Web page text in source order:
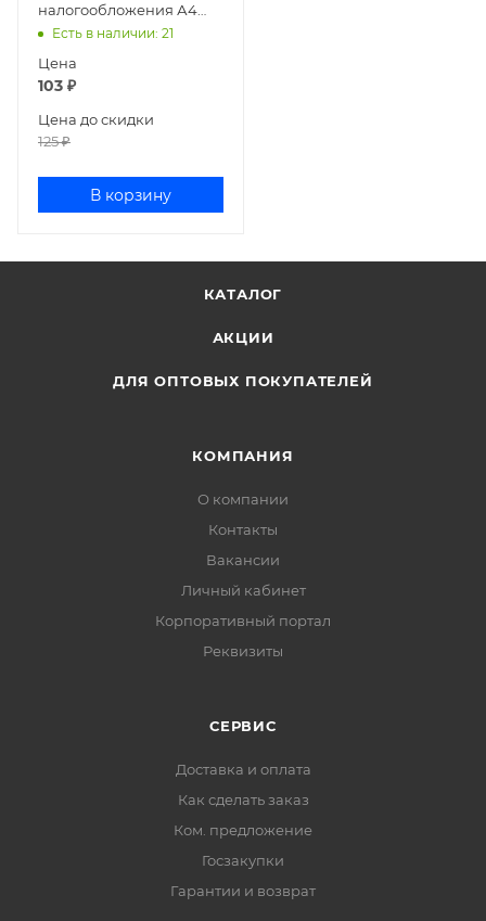
налогообложения А4
20л КЖ-1841
Есть в наличии: 21
Цена
103 ₽
Цена до скидки
125₽
В корзину
КАТАЛОГ
АКЦИИ
ДЛЯ ОПТОВЫХ ПОКУПАТЕЛЕЙ
КОМПАНИЯ
О компании
Контакты
Вакансии
Личный кабинет
Корпоративный портал
Реквизиты
СЕРВИС
Доставка и оплата
Как сделать заказ
Ком. предложение
Госзакупки
Гарантии и возврат